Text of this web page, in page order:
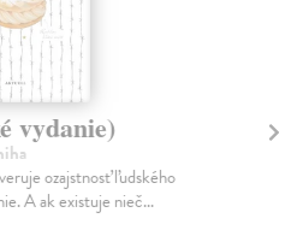
vydanie)
ozajstnosť ľudského
A ak existuje nieč...